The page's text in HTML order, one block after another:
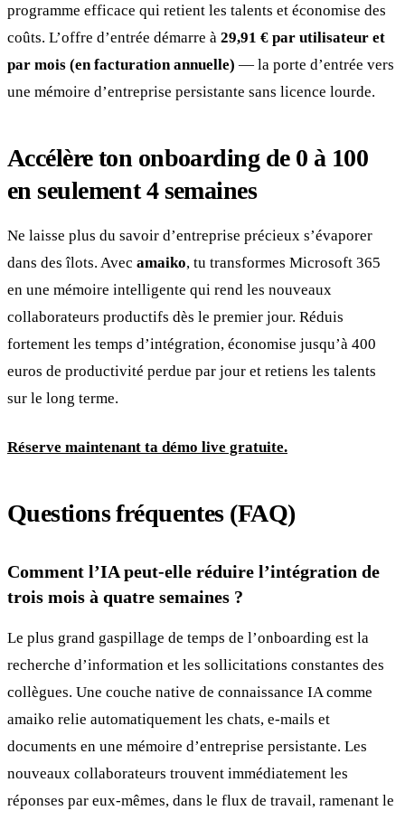
programme efficace qui retient les talents et économise des
coûts. L’offre d’entrée démarre à 29,91 € par utilisateur et
par mois (en facturation annuelle) — la porte d’entrée vers
une mémoire d’entreprise persistante sans licence lourde.
Accélère ton onboarding de 0 à 100
en seulement 4 semaines
Ne laisse plus du savoir d’entreprise précieux s’évaporer
dans des îlots. Avec amaiko, tu transformes Microsoft 365
en une mémoire intelligente qui rend les nouveaux
collaborateurs productifs dès le premier jour. Réduis
fortement les temps d’intégration, économise jusqu’à 400
euros de productivité perdue par jour et retiens les talents
sur le long terme.
Réserve maintenant ta démo live gratuite.
Questions fréquentes (FAQ)
Comment l’IA peut-elle réduire l’intégration de
trois mois à quatre semaines ?
Le plus grand gaspillage de temps de l’onboarding est la
recherche d’information et les sollicitations constantes des
collègues. Une couche native de connaissance IA comme
amaiko relie automatiquement les chats, e-mails et
documents en une mémoire d’entreprise persistante. Les
nouveaux collaborateurs trouvent immédiatement les
réponses par eux-mêmes, dans le flux de travail, ramenant le